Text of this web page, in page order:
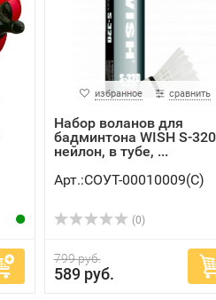
избранное сравнить
Набор воланов для
бадминтона WISH S-
нейлон, в тубе, ...
Арт.:СОУТ-00010009(C)
(0)
799 руб.
589 руб.